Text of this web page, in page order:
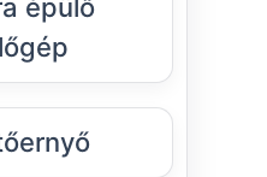
épülő